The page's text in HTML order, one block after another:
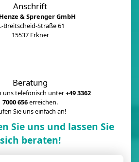
Anschrift
& Sprenger GmbH
Breitscheid-Straße 61
15537 Erkner
Beratung
uns telefonisch unter+49 3362
7000 656erreichen.
Sie uns einfach an!
Sie uns und lassen Sie
sich beraten!